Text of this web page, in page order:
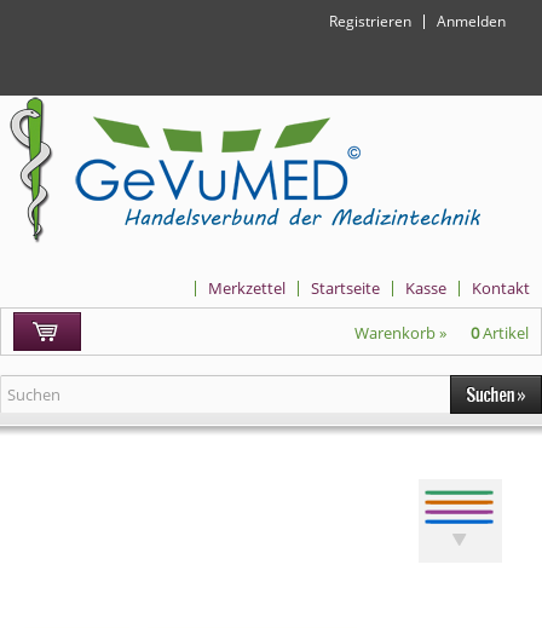
Registrieren Anmelden
Kontakt
Kasse
Startseite
Merkzettel
Warenkorb » 0Artikel